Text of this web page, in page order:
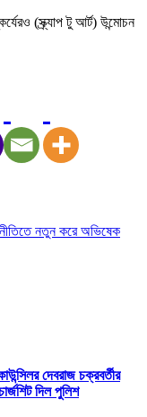
(স্ক্র্যাপ টু আর্ট) উন্মোচন
নতুন করে অভিষেক
দেবরাজ চক্রবর্তীর
দিল পুলিশ